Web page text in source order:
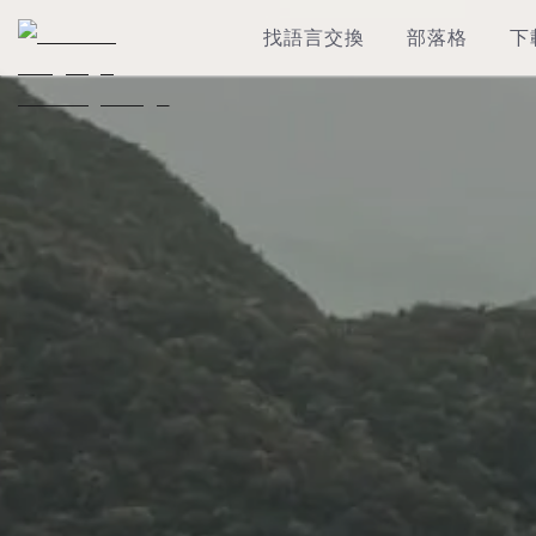
找語言交換 部落格 下